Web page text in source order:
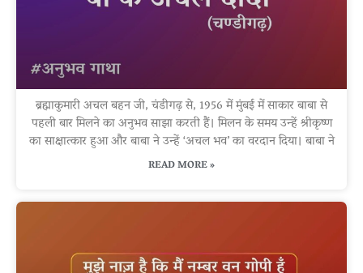
ब्रह्माकुमारी अचल बहन जी, चंडीगढ़ से, 1956 में मुंबई में साकार बाबा से
पहली बार मिलने का अनुभव साझा करती हैं। मिलन के समय उन्हें श्रीकृष्ण
का साक्षात्कार हुआ और बाबा ने उन्हें ‘अचल भव’ का वरदान दिया। बाबा ने
READ MORE »